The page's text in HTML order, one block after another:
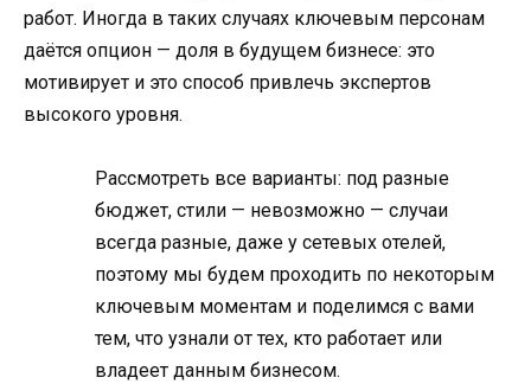
работ. Иногда в таких случаях ключевым персонам
даётся опцион — доля в будущем бизнесе: это
мотивирует и это способ привлечь экспертов
высокого уровня.
Рассмотреть все варианты: под разные
бюджет, стили — невозможно — случаи
всегда разные, даже у сетевых отелей,
поэтому мы будем проходить по некоторым
ключевым моментам и поделимся с вами
тем, что узнали от тех, кто работает или
владеет данным бизнесом.